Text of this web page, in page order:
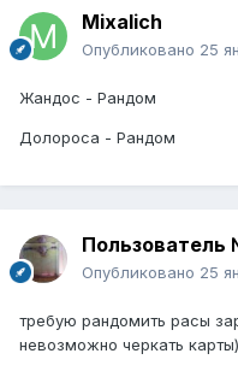
Mixalich
Опубликовано 25
Жандос - Рандом
Долороса - Рандом
Опубликовано 25
требую рандомить расы
невозможно черкать карты)